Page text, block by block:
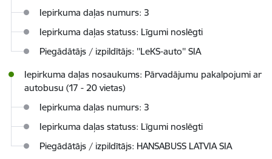
Iepirkuma daļas numurs: 3
Iepirkuma daļas statuss: Līgumi noslēgti
Piegādātājs / izpildītājs: ''LeKS-auto'' SIA
Iepirkuma daļas nosaukums: Pārvadājumu pakalpojumi ar
autobusu (17 - 20 vietas)
Iepirkuma daļas numurs: 3
Iepirkuma daļas statuss: Līgumi noslēgti
Piegādātājs / izpildītājs: HANSABUSS LATVIA SIA